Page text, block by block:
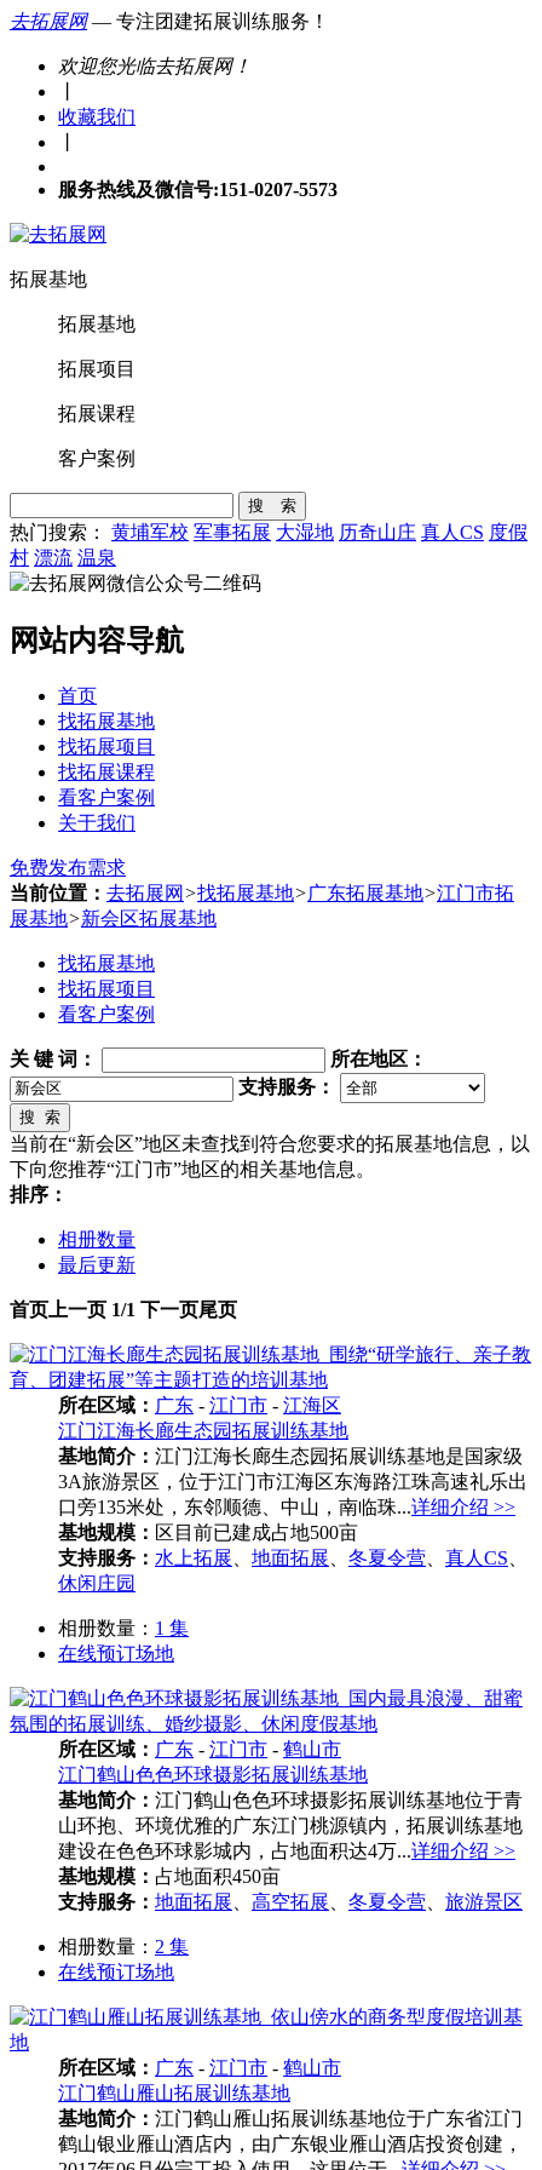
去拓展网— 专注团建拓展训练服务！
欢迎您光临去拓展网！
收藏我们
服务热线及微信号:151-0207-5573
拓展基地
拓展基地
拓展项目
拓展课程
客户案例
搜 索
热门搜索： 黄埔军校 军事拓展 大湿地 历奇山庄 真人CS 度假
村 漂流 温泉
网站内容导航
首页
找拓展基地
找拓展项目
找拓展课程
看客户案例
关于我们
免费发布需求
当前位置： 去拓展网 >找拓展基地>广东拓展基地>江门市拓
展基地>新会区拓展基地
找拓展基地
找拓展项目
看客户案例
关 键 词 ：
所在地区：
支持服务：
搜 索
当前在“新会区”地区未查找到符合您要求的拓展基地信息，以
下向您推荐“江门市”地区的相关基地信息。
排序：
相册数量
最后更新
首页 上一页 1/1 下一页尾页
所在区域： 广东 - 江门市 - 江海区
江门江海长廊生态园拓展训练基地
基地简介： 江门江海长廊生态园拓展训练基地是国家级
3A旅游景区，位于江门市江海区东海路江珠高速礼乐出
口旁135米处，东邻顺德、中山，南临珠...详细介绍 >>
基地规模： 区目前已建成占地500亩
支持服务： 水上拓展 地面拓展 冬夏令营 真人CS
休闲庄园
相册数量： 1 集
在线预订场地
所在区域： 广东 - 江门市 - 鹤山市
江门鹤山色色环球摄影拓展训练基地
基地简介： 江门鹤山色色环球摄影拓展训练基地位于青
山环抱、环境优雅的广东江门桃源镇内，拓展训练基地
建设在色色环球影城内，占地面积达4万...详细介绍 >>
基地规模： 占地面积450亩
支持服务： 地面拓展 高空拓展 冬夏令营 旅游景区
相册数量： 2 集
在线预订场地
所在区域： 广东 - 江门市 - 鹤山市
江门鹤山雁山拓展训练基地
基地简介： 江门鹤山雁山拓展训练基地位于广东省江门
鹤山银业雁山酒店内，由广东银业雁山酒店投资创建，